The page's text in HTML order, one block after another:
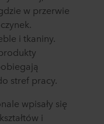
w przerwie
i tkaniny.
stref pracy.
wpisały się
i